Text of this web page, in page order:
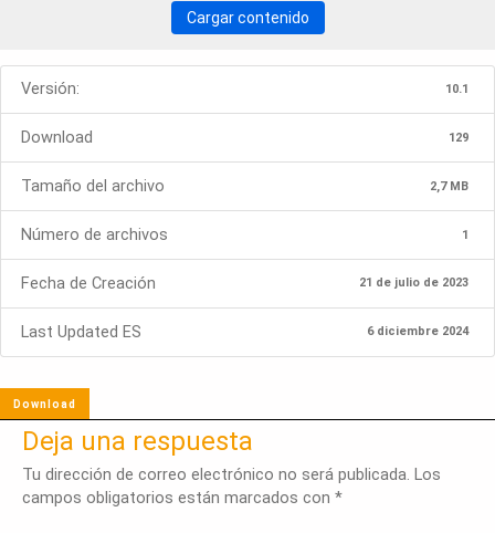
Cargar contenido
Versión: 10.1
Download 129
Tamaño del archivo 2,7 MB
Número de archivos 1
Fecha de Creación 21 de julio de 2023
Last Updated ES 6 diciembre 2024
Download
Deja una respuesta
Tu dirección de correo electrónico no será publicada. Los
campos obligatorios están marcados con *